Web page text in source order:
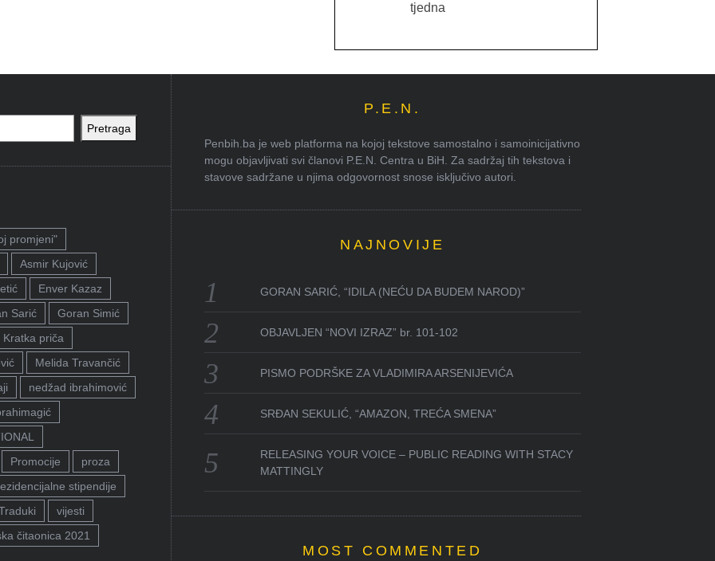
tjedna
Pretraga
promjeni"
Asmir Kujović
Enver Kazaz
Sarić
Goran Simić
Kratka priča
Melida Travančić
nedžad ibrahimović
Promocije
proza
stipendije
vijesti
čitaonica 2021
P.E.N.
Penbih.ba je web platforma na kojoj tekstove samostalno i samoinicijativno
mogu objavljivati svi članovi P.E.N. Centra u BiH. Za sadržaj tih tekstova i
stavove sadržane u njima odgovornost snose isključivo autori.
NAJNOVIJE
GORAN SARIĆ, “IDILA (NEĆU DA BUDEM NAROD)”
OBJAVLJEN “NOVI IZRAZ” br. 101-102
PISMO PODRŠKE ZA VLADIMIRA ARSENIJEVIĆA
SRĐAN SEKULIĆ, “AMAZON, TREĆA SMENA”
RELEASING YOUR VOICE – PUBLIC READING WITH STACY
MATTINGLY
MOST COMMENTED